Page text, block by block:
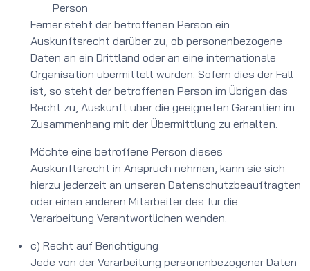
Person
Ferner steht der betroffenen Person ein
Auskunftsrecht darüber zu, ob personenbezogene
Daten an ein Drittland oder an eine internationale
Organisation übermittelt wurden. Sofern dies der Fall
ist, so steht der betroffenen Person im Übrigen das
Recht zu, Auskunft über die geeigneten Garantien im
Zusammenhang mit der Übermittlung zu erhalten.
Möchte eine betroffene Person dieses
Auskunftsrecht in Anspruch nehmen, kann sie sich
hierzu jederzeit an unseren Datenschutzbeauftragten
oder einen anderen Mitarbeiter des für die
Verarbeitung Verantwortlichen wenden.
c) Recht auf Berichtigung
Jede von der Verarbeitung personenbezogener Daten